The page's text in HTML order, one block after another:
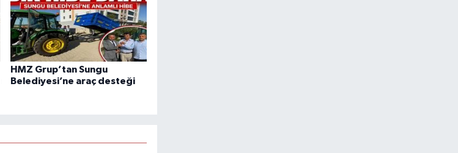
HMZ Grup’tan Sungu
Belediyesi’ne araç desteği